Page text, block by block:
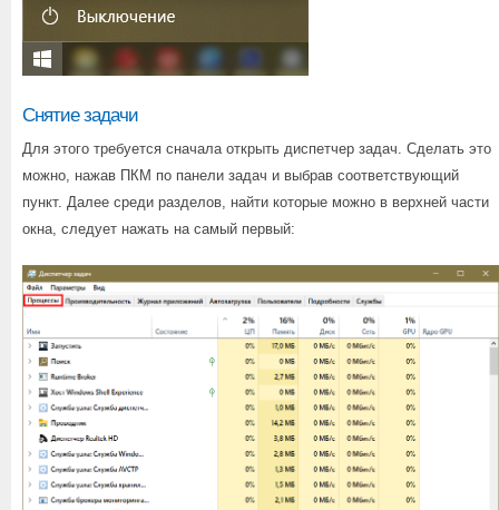
Снятие задачи
Для этого требуется сначала открыть диспетчер задач. Сделать это
можно, нажав ПКМ по панели задач и выбрав соответствующий
пункт. Далее среди разделов, найти которые можно в верхней части
окна, следует нажать на самый первый: